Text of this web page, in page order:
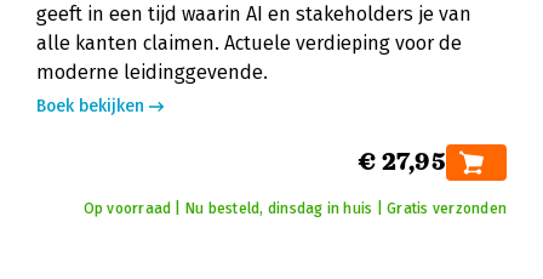
geeft in een tijd waarin AI en stakeholders je van
alle kanten claimen. Actuele verdieping voor de
moderne leidinggevende.
Boek bekijken
€ 27,95
Op voorraad | Nu besteld, dinsdag in huis | Gratis verzonden